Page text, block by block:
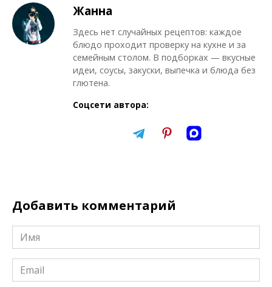
Жанна
Здесь нет случайных рецептов: каждое
блюдо проходит проверку на кухне и за
семейным столом. В подборках — вкусные
идеи, соусы, закуски, выпечка и блюда без
глютена.
Соцсети автора:
Добавить комментарий
Имя
*
Email
*